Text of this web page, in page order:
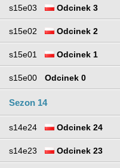
s15e03 Odcinek 3
s15e02 Odcinek 2
s15e01 Odcinek 1
s15e00 Odcinek 0
Sezon 14
s14e24 Odcinek 24
s14e23 Odcinek 23